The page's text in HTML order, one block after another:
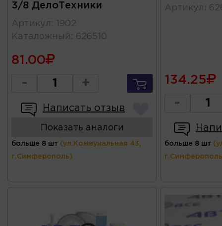
3/8 ДелоТехники
Артикул :
1902
Каталожный : 626510
81.00
- +
Написать отзыв
Показать аналоги
больше 8 шт (ул.Коммунальная 43,
г.Симферополь)
Артикул :
134.25
-
больше 8 шт